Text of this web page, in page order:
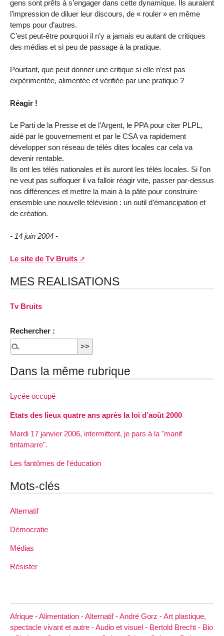
gens sont prêts à s’engager dans cette dynamique. Ils auraient
l’impression de diluer leur discours, de « rouler » en même
temps pour d’autres.
C’est peut-être pourquoi il n’y a jamais eu autant de critiques
des médias et si peu de passage à la pratique.
Pourtant, que peut donner une critique si elle n’est pas
expérimentée, alimentée et vérifiée par une pratique ?
Réagir !
Le Parti de la Presse et de l’Argent, le PPA pour citer PLPL,
aidé par le gouvernement et par le CSA va rapidement
développer son réseau de télés dites locales car cela va
devenir rentable.
Ils ont les télés nationales et ils auront les télés locales. Si l’on
ne veut pas suffoquer il va falloir réagir vite, passer par-dessus
nos différences et mettre la main à la pâte pour construire
ensemble une nouvelle télévision : un outil d’émancipation et
de création.
- 14 juin 2004 -
Le site de Tv Bruits
MES REALISATIONS
Tv Bruits
Rechercher :
Dans la même rubrique
Lycée occupé
Etats des lieux quatre ans après la loi d’août 2000
Mardi 17 janvier 2006, intermittent, je pars à la "manif
tintamarre".
Les fantômes de l’éducation
Mots-clés
Alternatif
Démocratie
Médias
Résister
Afrique -Alimentation -Alternatif -André Gorz -Art plastique,
spectacle vivant et autre -Audio et visuel - Bertold Brecht - Bio